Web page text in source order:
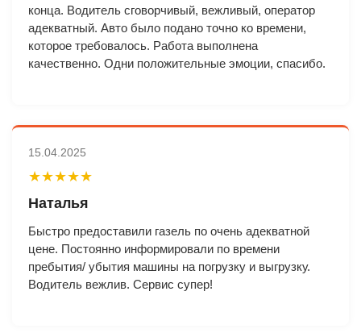
конца. Водитель сговорчивый, вежливый, оператор
адекватный. Авто было подано точно ко времени,
которое требовалось. Работа выполнена
качественно. Одни положительные эмоции, спасибо.
15.04.2025
★★★★★
Наталья
Быстро предоставили газель по очень адекватной
цене. Постоянно информировали по времени
пребытия/ убытия машины на погрузку и выгрузку.
Водитель вежлив. Сервис супер!